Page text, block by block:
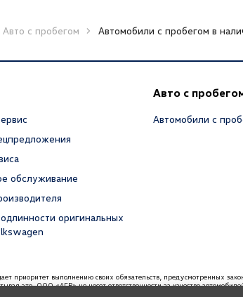
Авто с пробегом Автомобили с пробегом в
обслуживание
оригинальных
Авто с
Автомобили с
приоритет выполнению своих обязательств, предусмотренных
это, ООО «АГР» не несет ответственности за качество